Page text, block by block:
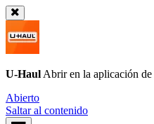
U-Haul Abrir en la aplicación de
Abierto
Saltar al contenido